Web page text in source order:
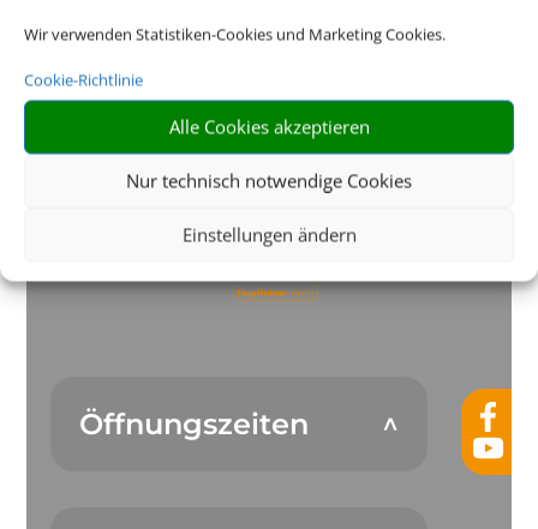
Wir verwenden Statistiken-Cookies und Marketing Cookies.
Cookie-Richtlinie
Alle Cookies akzeptieren
Nur technisch notwendige Cookies
Einstellungen ändern
Die Abwicklung der Buchung übernimmt Schmetterling
Öffnungszeiten